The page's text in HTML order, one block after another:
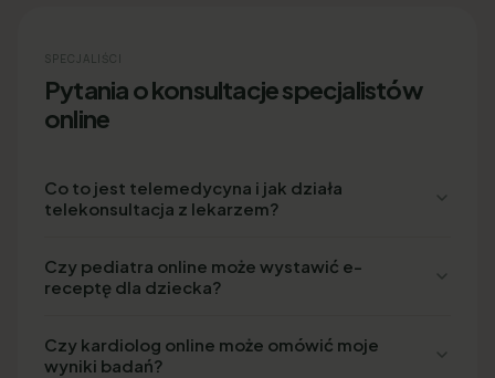
SPECJALIŚCI
Pytania o konsultacje specjalistów
online
Co to jest telemedycyna i jak działa
telekonsultacja z lekarzem?
Czy pediatra online może wystawić e-
receptę dla dziecka?
Czy kardiolog online może omówić moje
wyniki badań?